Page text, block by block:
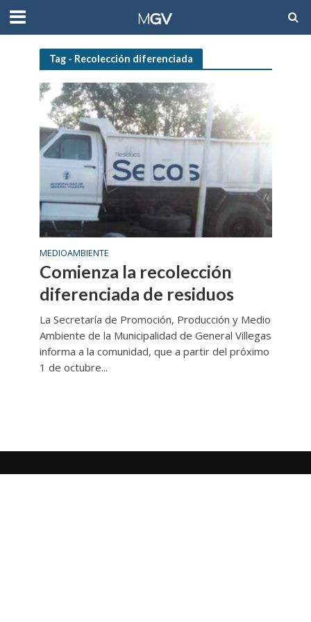
Tag - Recolección diferenciada
MEDIOAMBIENTE
Comienza la recolección
diferenciada de residuos
La Secretaría de Promoción, Producción y Medio
Ambiente de la Municipalidad de General Villegas
informa a la comunidad, que a partir del próximo
1 de octubre...